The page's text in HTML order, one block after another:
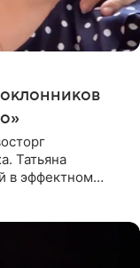
Татьяна
в эффектном